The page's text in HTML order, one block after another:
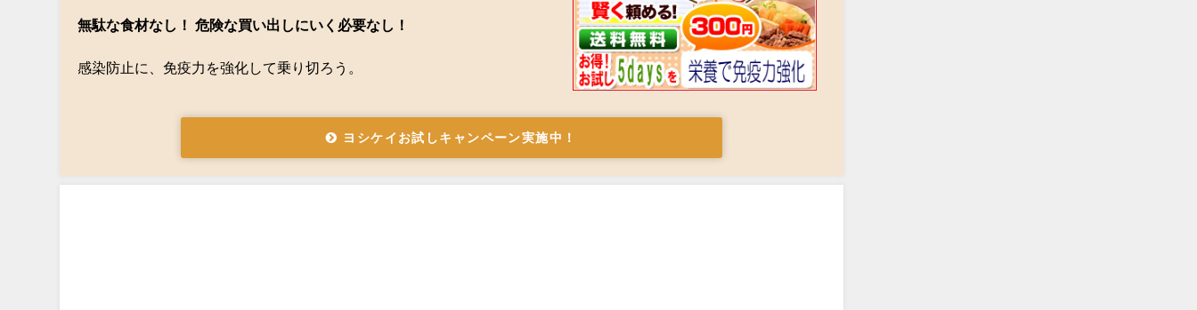
無駄な食材なし！ 危険な買い出しにいく必要なし！
感染防止に、免疫力を強化して乗り切ろう。
ヨシケイお試しキャンペーン実施中！